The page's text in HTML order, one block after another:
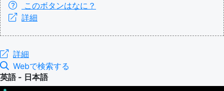
このボタンはなに？
詳細
詳細
Webで検索する
英語 - 日本語